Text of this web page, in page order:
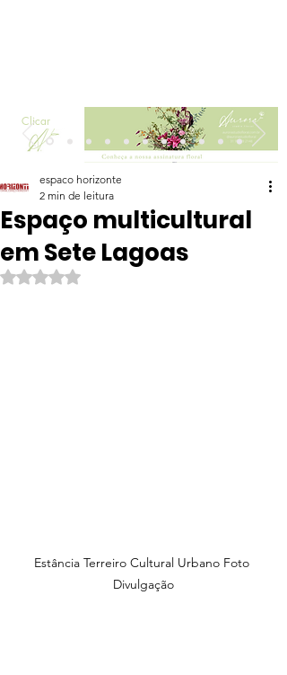
Clicar
Espaço multicultural
em Sete Lagoas
espaco horizonte
2 min de leitura
Avaliado com NaN de 5 estrelas.
Estância Terreiro Cultural Urbano Foto
Divulgação